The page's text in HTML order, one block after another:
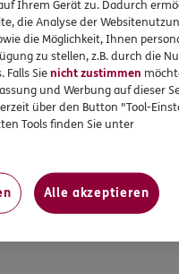
für die
ich Provision,
Ihrem Gerät zu. Dadurch
die Analyse der
die Möglichkeit, Ihnen
zu stellen, z.B. durch die
Falls Sienicht zustimmen
und Werbung auf dieser
über den Button "Tool-
Tools finden Sie unter
Alle akzeptieren